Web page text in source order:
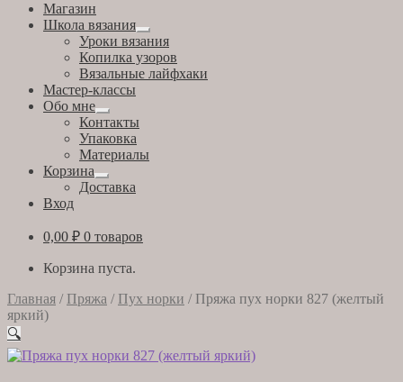
Магазин
Школа вязания
Развернутое
вложенное
меню
Уроки вязания
Копилка узоров
Вязальные лайфхаки
Мастер-классы
Обо мне
Развернутое
вложенное
меню
Контакты
Упаковка
Материалы
Корзина
Развернутое
вложенное
Доставка
Вход
0,00 ₽ 0 товаров
Корзина пуста.
Главная / Пряжа / Пух норки / Пряжа пух норки 827 (желтый
яркий)
🔍